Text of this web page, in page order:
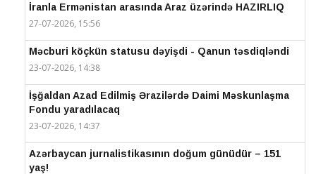
İranla Ermənistan arasında Araz üzərində HAZIRLIQ
27-07-2026, 15:56
Məcburi köçkün statusu dəyişdi - Qanun təsdiqləndi
23-07-2026, 14:38
İşğaldan Azad Edilmiş Ərazilərdə Daimi Məskunlaşma
Fondu yaradılacaq
23-07-2026, 14:37
Azərbaycan jurnalistikasının doğum günüdür – 151
yaş!